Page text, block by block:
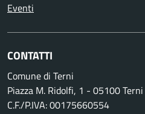
Eventi
CONTATTI
Comune di Terni
Piazza M. Ridolfi, 1 - 05100 Terni
C.F./P.IVA: 00175660554